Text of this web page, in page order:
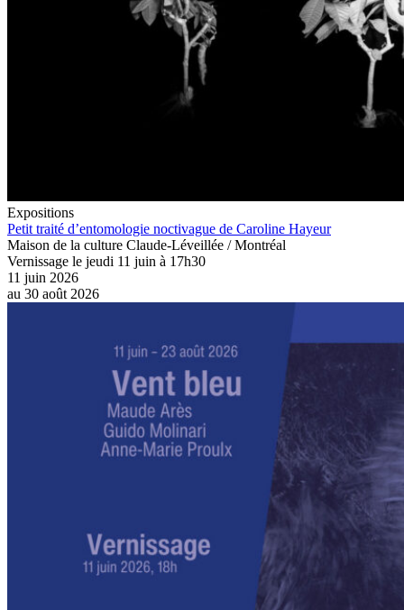
Expositions
Petit traité d’entomologie noctivague de Caroline Hayeur
Maison de la culture Claude-Léveillée / Montréal
Vernissage le jeudi 11 juin à 17h30
11 juin 2026
au 30 août 2026